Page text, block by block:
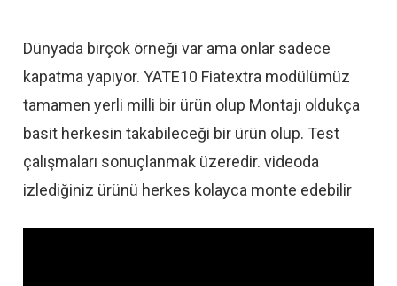
Dünyada birçok örneği var ama onlar sadece
kapatma yapıyor. YATE10 Fiatextra modülümüz
tamamen yerli milli bir ürün olup Montajı oldukça
basit herkesin takabileceği bir ürün olup. Test
çalışmaları sonuçlanmak üzeredir. videoda
izlediğiniz ürünü herkes kolayca monte edebilir